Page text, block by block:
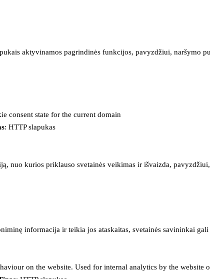
aktyvinamos pagrindinės funkcijos, pavyzdžiui, naršymo
consent state for the current domain
: HTTP slapukas
nuo kurios priklauso svetainės veikimas ir išvaizda,
informacija ir teikia jos ataskaitas, svetainės savininkai
on the website. Used for internal analytics by the website